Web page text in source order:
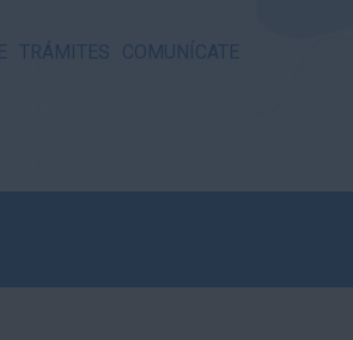
TRÁMITES COMUNÍCATE